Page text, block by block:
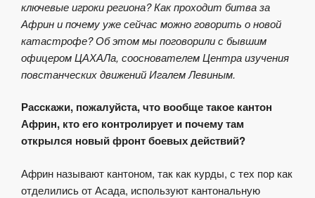
ключевые игроки региона? Как проходит битва за
Африн и почему уже сейчас можно говорить о новой
катастрофе? Об этом мы поговорили с бывшим
офицером ЦАХАЛа, сооснователем Центра изучения
повстанческих движений Игалем Левиным.
Расскажи, пожалуйста, что вообще такое кантон
Африн, кто его контролирует и почему там
открылся новый фронт боевых действий?
Африн называют кантоном, так как курды, с тех пор как
отделились от Асада, используют кантональную